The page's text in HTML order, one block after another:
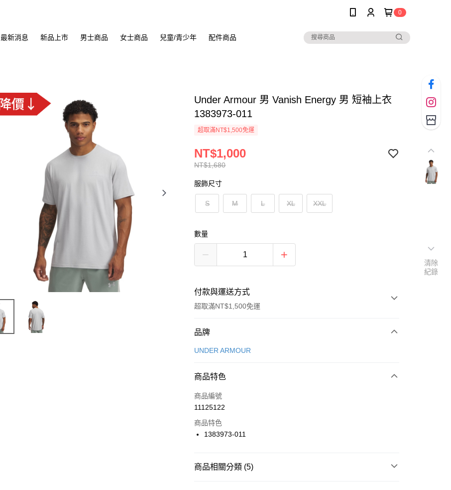
0
最新消息 新品上市 男士商品 女士商品 兒童/青少年 配件商品
Under Armour 男 Vanish Energy 男 短袖上衣
1383973-011
超取滿NT$1,500免運
NT$1,680
NT$1,000
服飾尺寸
S M L XL XXL
數量
付款與運送方式
超取滿NT$1,500免運
付款方式
信用卡一次付款
合作金庫商業銀行
華南商業銀行
上海商業儲蓄銀行
國泰世華商業銀行
聯邦商業銀行
LINE Pay
Apple Pay
品牌
UNDER ARMOUR
商品特色
商品編號
11125122
商品特色
1383973-011
商品相關分類 (5)
清除
紀錄